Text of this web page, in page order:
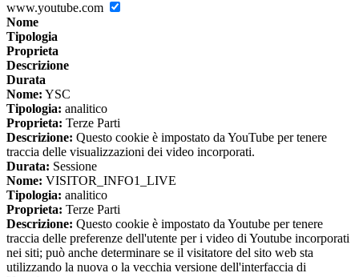
www.youtube.com
Nome
Tipologia
Proprieta
Descrizione
Durata
Nome: YSC
Tipologia: analitico
Proprieta: Terze Parti
Descrizione: Questo cookie è impostato da YouTube per tenere
traccia delle visualizzazioni dei video incorporati.
Durata: Sessione
Nome: VISITOR_INFO1_LIVE
Tipologia: analitico
Proprieta: Terze Parti
Descrizione: Questo cookie è impostato da Youtube per tenere
traccia delle preferenze dell'utente per i video di Youtube incorporati
nei siti; può anche determinare se il visitatore del sito web sta
utilizzando la nuova o la vecchia versione dell'interfaccia di